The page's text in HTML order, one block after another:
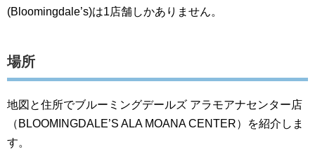
(Bloomingdale’s)は1店舗しかありません。
場所
地図と住所でブルーミングデールズ アラモアナセンター店
（BLOOMINGDALE’S ALA MOANA CENTER）を紹介しま
す。